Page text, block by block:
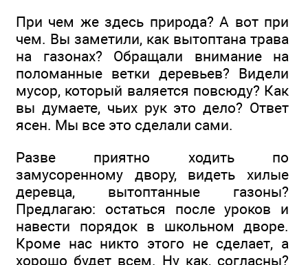
При чем же здесь природа? А вот при
чем. Вы заметили, как вытоптана трава
на газонах? Обращали внимание на
поломанные ветки деревьев? Видели
мусор, который валяется повсюду? Как
вы думаете, чьих рук это дело? Ответ
ясен. Мы все это сделали сами.
Разве приятно ходить по
замусоренному двору, видеть хилые
деревца, вытоптанные газоны?
Предлагаю: остаться после уроков и
навести порядок в школьном дворе.
Кроме нас никто этого не сделает, а
хорошо будет всем. Ну как, согласны?